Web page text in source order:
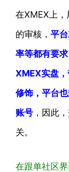
在XMEX上
的审核， 平
率等都有要求
XMEX实盘
修饰，平台
账号 ，因此
关。
在跟单社区